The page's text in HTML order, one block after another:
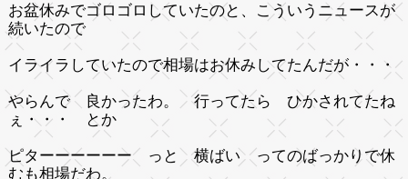
お盆休みでゴロゴロしていたのと、こういうニュースが
続いたので
イライラしていたので相場はお休みしてたんだが・・・
やらんで 良かったわ。 行ってたら ひかされてたね
ぇ・・・ とか
ピターーーーーー っと 横ばい ってのばっかりで休
むも相場だわ。